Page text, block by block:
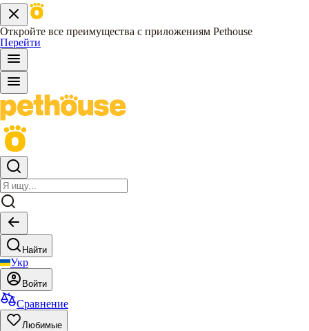
Откройте все преимущества с приложениям Pethouse
Перейти
Найти
Укр
Войти
Сравнение
Любимые